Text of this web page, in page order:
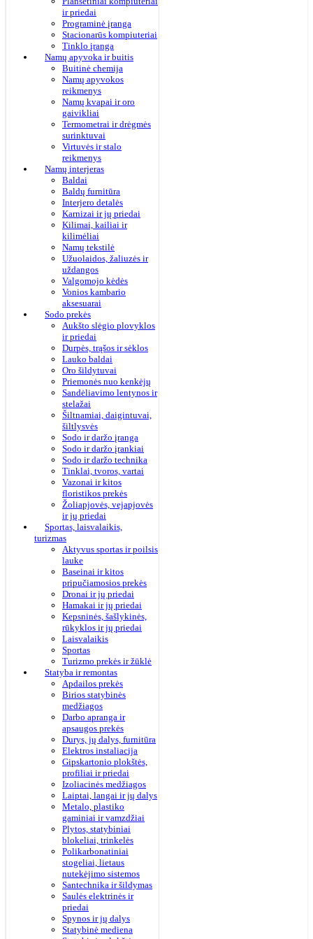
ir priedai
Programinė įranga
Stacionarūs kompiuteriai
Tinklo įranga
Namų apyvoka ir buitis
Buitinė chemija
Namų apyvokos
reikmenys
Namų kvapai ir oro
gaivikliai
Termometrai ir drėgmės
surinktuvai
Virtuvės ir stalo
reikmenys
Namų interjeras
Baldai
Baldų furnitūra
Interjero detalės
Karnizai ir jų priedai
Kilimai, kailiai ir
kilimėliai
Namų tekstilė
Užuolaidos, žaliuzės ir
uždangos
Valgomojo kėdės
Vonios kambario
aksesuarai
Sodo prekės
Aukšto slėgio plovyklos
ir priedai
Durpės, trąšos ir sėklos
Lauko baldai
Oro šildytuvai
Priemonės nuo kenkėjų
Sandėliavimo lentynos ir
stelažai
Šiltnamiai, daigintuvai,
šiltlysvės
Sodo ir daržo įranga
Sodo ir daržo įrankiai
Sodo ir daržo technika
Tinklai, tvoros, vartai
Vazonai ir kitos
floristikos prekės
Žoliapjovės, vejapjovės
ir jų priedai
Sportas, laisvalaikis,
turizmas
Aktyvus sportas ir poilsis
lauke
Baseinai ir kitos
pripučiamosios prekės
Dronai ir jų priedai
Hamakai ir jų priedai
Kepsninės, šašlykinės,
rūkyklos ir jų priedai
Laisvalaikis
Sportas
Turizmo prekės ir žūklė
Statyba ir remontas
Apdailos prekės
Birios statybinės
medžiagos
Darbo apranga ir
apsaugos prekės
Durys, jų dalys, furnitūra
Elektros instaliacija
Gipskartonio plokštės,
profiliai ir priedai
Izoliacinės medžiagos
Laiptai, langai ir jų dalys
Metalo, plastiko
gaminiai ir vamzdžiai
Plytos, statybiniai
blokeliai, trinkelės
Polikarbonatiniai
stogeliai, lietaus
nutekėjimo sistemos
Santechnika ir šildymas
Saulės elektrinės ir
priedai
Spynos ir jų dalys
Statybinė mediena